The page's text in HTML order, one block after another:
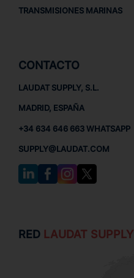
TRANSMISIONES MARINAS
CONTACTO
LAUDAT SUPPLY, S.L.
MADRID, ESPAÑA
+34 634 646 663 WHATSAPP
SUPPLY@LAUDAT.COM
RED LAUDAT SUPPLY